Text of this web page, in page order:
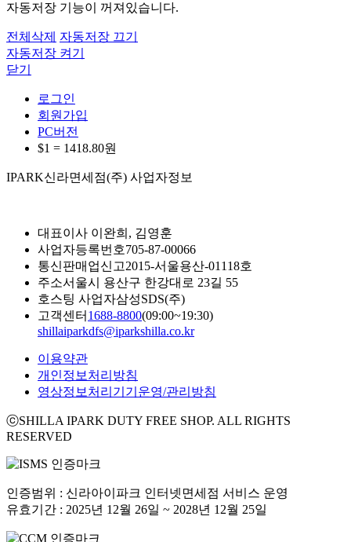
자동저장 기능이 꺼져있습니다.
전체삭제 자동저장 끄기
자동저장 켜기
닫기
로그인
회원가입
PC버전
$1 = 1418.80원
IPARK신라면세점(주) 사업자정보
대표이사 이완희, 김영훈
사업자등록번호705-87-00066
통신판매업신고2015-서울용산-01118호
주소서울시 용산구 한강대로 23길 55
호스팅 사업자삼성SDS(주)
고객센터 1688-8800(09:00~19:30)
shillaiparkdfs@iparkshilla.co.kr
이용약관
개인정보처리방침
영상정보처리기기운영/관리방침
ⓒSHILLA IPARK DUTY FREE SHOP. ALL RIGHTS
RESERVED
인증범위 : 신라아이파크 인터넷면세점 서비스 운영
유효기간 : 2025년 12월 26일 ~ 2028년 12월 25일